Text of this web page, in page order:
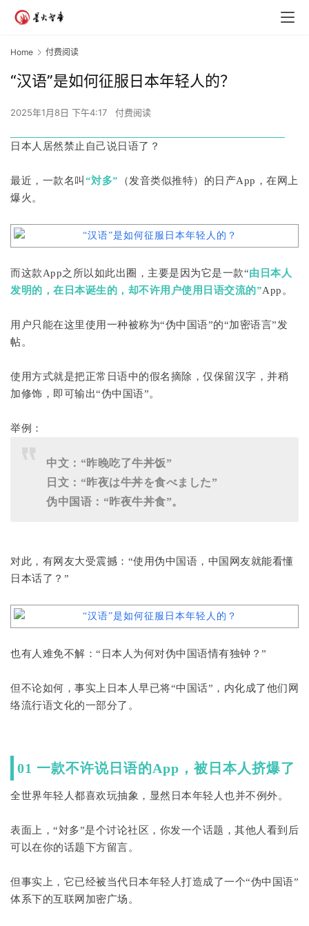
Home 付费阅读
“汉语”是如何征服日本年轻人的？
2025年1月8日 下午4:17 付费阅读
日本人居然禁止自己说日语了？
最近，一款名叫 “対多” （发音类似推特）的日产App，在网上
爆火。
而这款App之所以如此出圈，主要是因为它是一款“由日本人
发明的，在日本诞生的，却不许用户使用日语交流的”App。
用户只能在这里使用一种被称为“伪中国语”的“加密语言”发
帖。
使用方式就是把正常日语中的假名摘除，仅保留汉字，并稍
加修饰，即可输出“伪中国语”。
举例：
中文：“昨晚吃了牛丼饭”
日文：“昨夜は牛丼を食べました”
伪中国语：“昨夜牛丼食”。
对此，有网友大受震撼：“使用伪中国语，中国网友就能看懂
日本话了？”
也有人难免不解：“日本人为何对伪中国语情有独钟？”
但不论如何，事实上日本人早已将“中国话”，内化成了他们网
络流行语文化的一部分了。
01 一款不许说日语的App，被日本人挤爆了
全世界年轻人都喜欢玩抽象，显然日本年轻人也并不例外。
表面上，“対多”是个讨论社区，你发一个话题，其他人看到后
可以在你的话题下方留言。
但事实上，它已经被当代日本年轻人打造成了一个“伪中国语”
体系下的互联网加密广场。